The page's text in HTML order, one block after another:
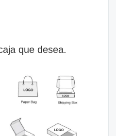
que desea.